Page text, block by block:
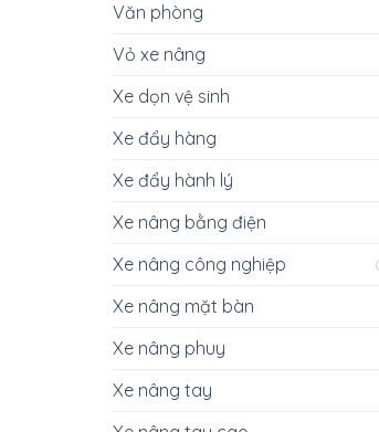
Văn phòng
Vỏ xe nâng
Xe dọn vệ sinh
Xe đẩy hàng
Xe đẩy hành lý
Xe nâng bằng điện
Xe nâng công nghiệp
Xe nâng mặt bàn
Xe nâng phuy
Xe nâng tay